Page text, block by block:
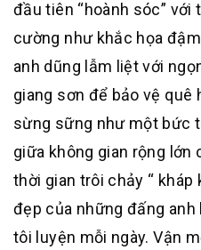
đầu tiên “hoành sóc” với
cường như khắc họa
anh dũng lẫm liệt với
giang sơn để bảo vệ quê
sừng sững như một bức
giữa không gian rộng lớn
thời gian trôi chảy “ kháp
đẹp của những đấng
tôi luyện mỗi ngày. Vận